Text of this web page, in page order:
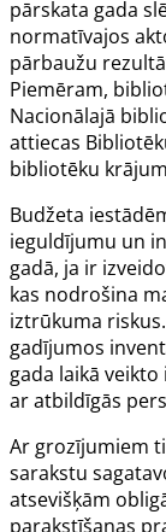
pārskata gada
normatīvajos
pārbaužu
Piemēram,
Nacionālajā
attiecas
bibliotēku
Budžeta
ieguldījumu un
gadā, ja ir
kas nodrošina
iztrūkuma
gadījumos
gada laikā
ar atbildīgās
Ar grozījumiem
sarakstu
atsevišķām
parakstīšanas